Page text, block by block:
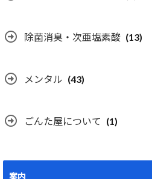
除菌消臭・次亜塩素酸 (13)
メンタル (43)
ごんた屋について (1)
案内